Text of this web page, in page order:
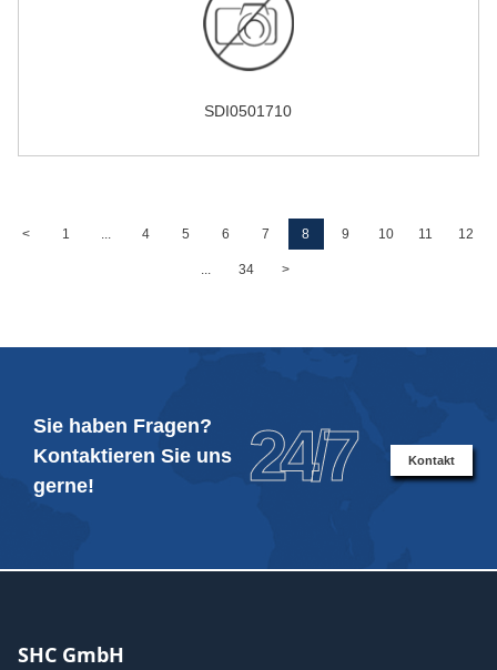
SDI0501710
< 1 4 5 6 7 8 9 10 11 12
34 >
Sie haben Fragen?
Kontaktieren Sie uns
gerne!
24/7 Kontakt
SHC GmbH